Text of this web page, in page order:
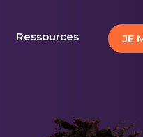
Ressources JE